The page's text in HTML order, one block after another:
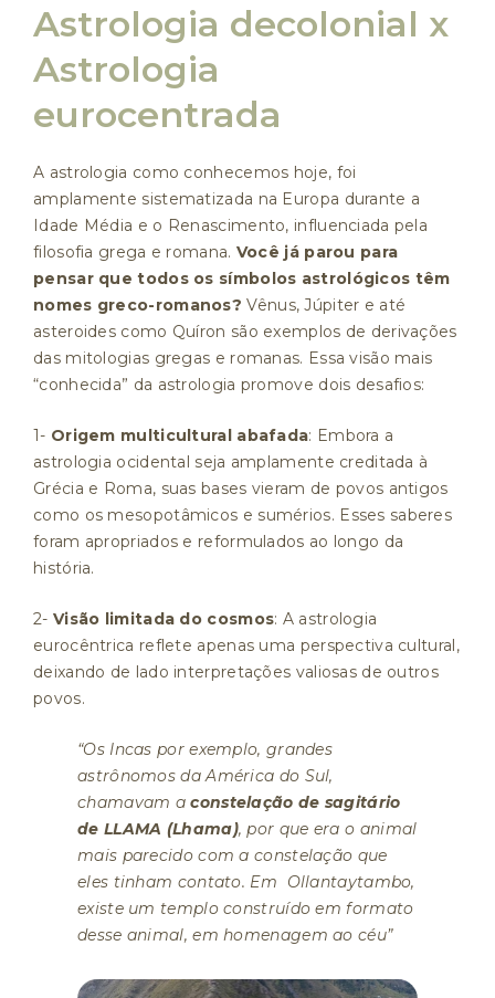
Astrologia decolonial x
Astrologia
eurocentrada
A astrologia como conhecemos hoje, foi
amplamente sistematizada na Europa durante a
Idade Média e o Renascimento, influenciada pela
filosofia grega e romana. Você já parou para
pensar que todos os símbolos astrológicos têm
nomes greco-romanos? Vênus, Júpiter e até
asteroides como Quíron são exemplos de derivações
das mitologias gregas e romanas. Essa visão mais
“conhecida” da astrologia promove dois desafios:
1- Origem multicultural abafada: Embora a
astrologia ocidental seja amplamente creditada à
Grécia e Roma, suas bases vieram de povos antigos
como os mesopotâmicos e sumérios. Esses saberes
foram apropriados e reformulados ao longo da
história.
2- Visão limitada do cosmos: A astrologia
eurocêntrica reflete apenas uma perspectiva cultural,
deixando de lado interpretações valiosas de outros
povos.
“Os Incas por exemplo, grandes
astrônomos da América do Sul,
chamavam aconstelação de sagitário
de LLAMA (Lhama), por que era o animal
mais parecido com a constelação que
eles tinham contato. Em Ollantaytambo,
existe um templo construído em formato
desse animal, em homenagem ao céu”